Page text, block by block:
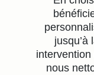
jusqu’à
nous